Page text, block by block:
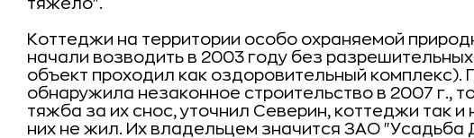
тяжело".
Коттеджи на территории особо охраняемой
начали возводить в 2003 году без
объект проходил как оздоровительный
обнаружила незаконное строительство в 2007 г.,
тяжба за их снос, уточнил Северин, коттеджи так
них не жил. Их владельцем значится ЗАО "Усадьба